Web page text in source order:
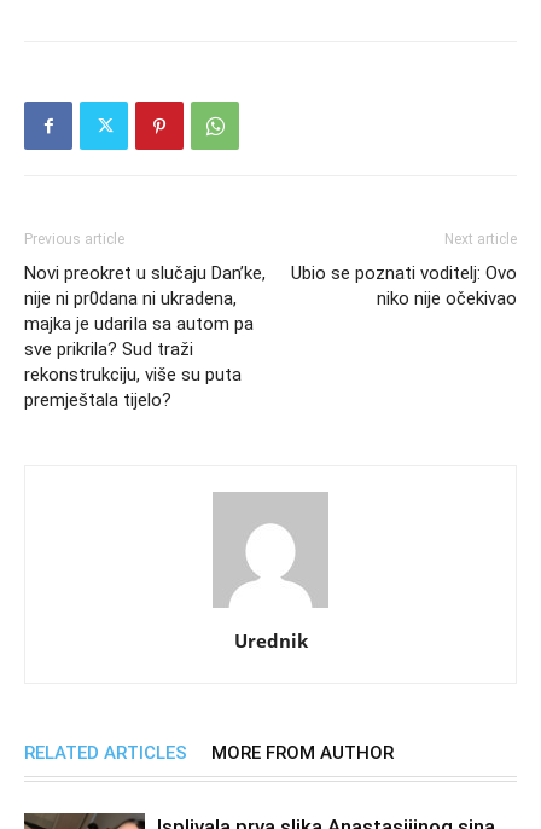
Previous article
Novi preokret u slučaju Dan’ke,
nije ni pr0dana ni ukradena,
majka je udariIa sa autom pa
sve prikrila? Sud traži
rekonstrukciju, više su puta
premještala tijelo?
Next article
Ubio se poznati voditelj: Ovo
niko nije očekivao
Urednik
RELATED ARTICLES MORE FROM AUTHOR